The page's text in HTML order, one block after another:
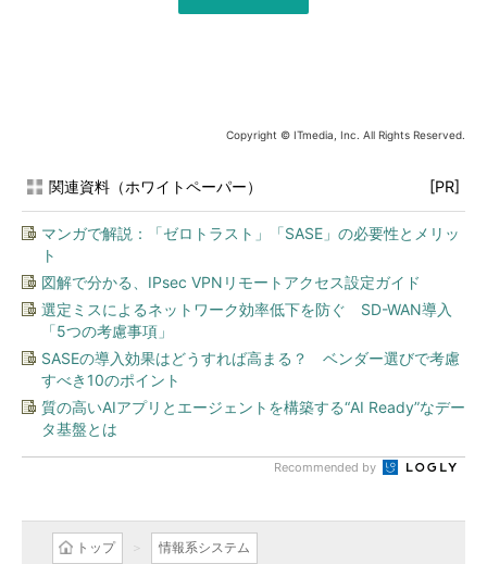
Copyright © ITmedia, Inc. All Rights Reserved.
関連資料（ホワイトペーパー） [PR]
マンガで解説：「ゼロトラスト」「SASE」の必要性とメリッ
ト
図解で分かる、IPsec VPNリモートアクセス設定ガイド
選定ミスによるネットワーク効率低下を防ぐ SD-WAN導入
「5つの考慮事項」
SASEの導入効果はどうすれば高まる？ ベンダー選びで考慮
すべき10のポイント
質の高いAIアプリとエージェントを構築する“AI Ready”なデー
タ基盤とは
Recommended by
トップ 情報系システム